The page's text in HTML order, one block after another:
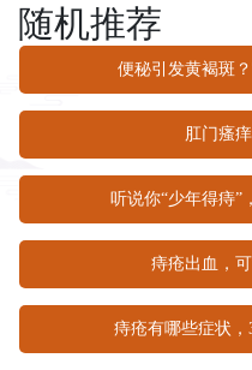
随机推荐
便秘引发黄褐斑
肛门瘙
听说你“少年得痔”
痔疮出血，
痔疮有哪些症状